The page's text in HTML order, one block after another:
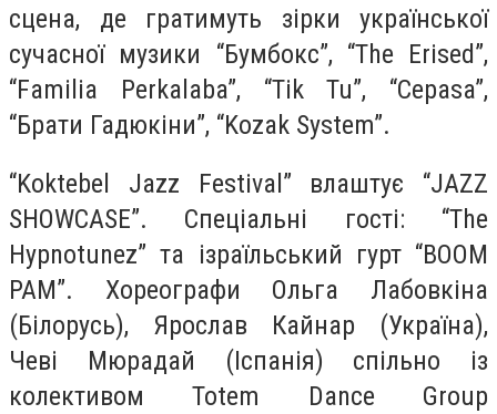
сцена, де гратимуть зірки української
сучасної музики “Бумбокс”, “The Erised”,
“Familia Perkalaba”, “Tik Tu”, “Cepasa”,
“Брати Гадюкіни”, “Kozak System”.
“Koktebel Jazz Festival” влаштує “JAZZ
SHOWCASE”. Спеціальні гості: “The
Hypnotunez” та ізраїльський гурт “BOOM
PAM”. Хореографи Ольга Лабовкіна
(Білорусь), Ярослав Кайнар (Україна),
Чеві Мюрадай (Іспанія) спільно із
колективом Totem Dance Group